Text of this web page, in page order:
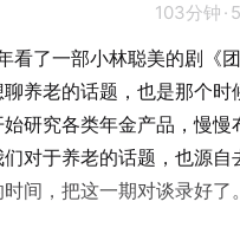
103分钟 ·
看了一部小林聪美的剧《
养老的话题，也是那个
始研究各类年金产品，慢
们对于养老的话题，也源
间，把这一期对谈录好了。